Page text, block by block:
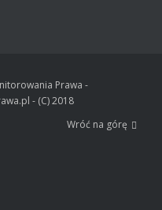
Prawa -
- (C) 2018
Wróć na górę